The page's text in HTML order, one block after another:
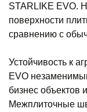
STARLIKE EVO.
поверхности
сравнению с
Устойчивость к
EVO
бизнес
Межплиточные